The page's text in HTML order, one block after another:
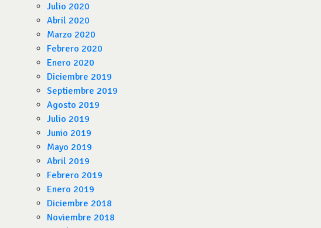
Julio 2020
Abril 2020
Marzo 2020
Febrero 2020
Enero 2020
Diciembre 2019
Septiembre 2019
Agosto 2019
Julio 2019
Junio 2019
Mayo 2019
Abril 2019
Febrero 2019
Enero 2019
Diciembre 2018
Noviembre 2018